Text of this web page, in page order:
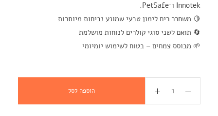
Innotek ו־PetSafe.
🍋 משחרר ריח לימון טבעי שמונע נביחות מיותרות
🔄 תואם לשני סוגי קולרים לנוחות מושלמת
🌱 מבוסס צמחים – בטוח לשימוש יומיומי
הוספה לסל